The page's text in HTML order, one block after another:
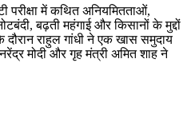
परीक्षा में कथित अनियमितताओं,
बढ़ती महंगाई और किसानों के मुद्दों
राहुल गांधी ने एक खास समुदाय
मोदी और गृह मंत्री अमित शाह ने